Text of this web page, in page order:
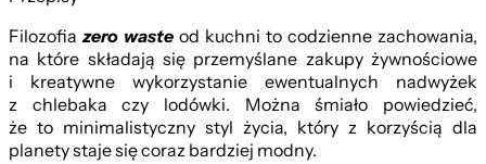
Filozofiazero waste od kuchni to codzienne zachowania,
na które składają się przemyślane zakupy żywnościowe
i kreatywne wykorzystanie ewentualnych nadwyżek
z chlebaka czy lodówki. Można śmiało powiedzieć,
że to minimalistyczny styl życia, który z korzyścią dla
planety staje się coraz bardziej modny.